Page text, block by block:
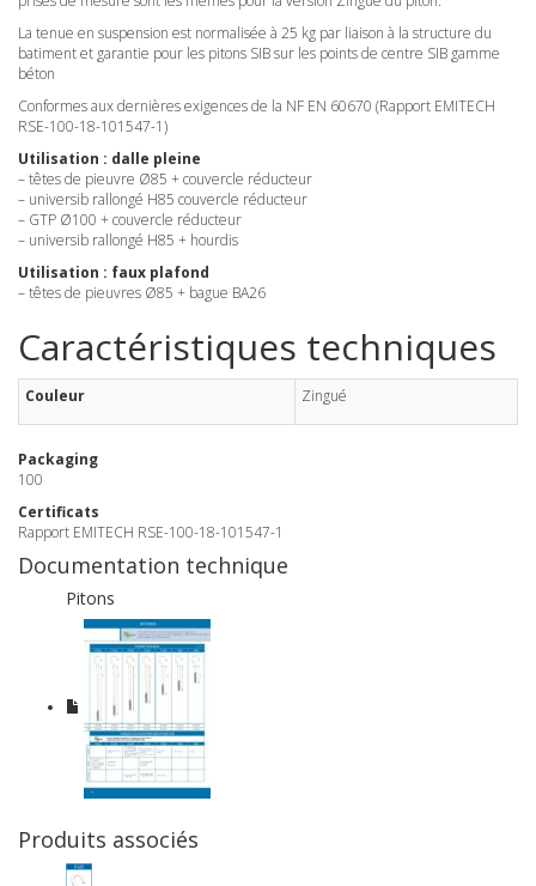
La tenue en suspension est normalisée à 25 kg par liaison à la structure du
batiment et garantie pour les pitons SIB sur les points de centre SIB gamme
béton
Conformes aux dernières exigences de la NF EN 60670 (Rapport EMITECH
RSE-100-18-101547-1)
Utilisation : dalle pleine
– têtes de pieuvre Ø85 + couvercle réducteur
– universib rallongé H85 couvercle réducteur
– GTP Ø100 + couvercle réducteur
– universib rallongé H85 + hourdis
Utilisation : faux plafond
– têtes de pieuvres Ø85 + bague BA26
Caractéristiques techniques
Couleur Zingué
Packaging
100
Certificats
Rapport EMITECH RSE-100-18-101547-1
Documentation technique
Pitons
Produits associés